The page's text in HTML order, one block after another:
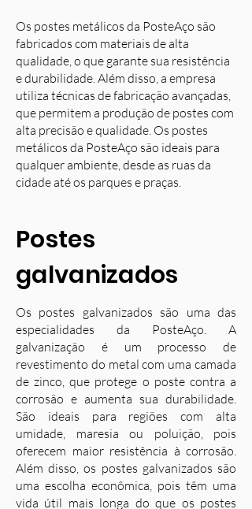
Os postes metálicos da PosteAço são
fabricados com materiais de alta
qualidade, o que garante sua resistência
e durabilidade. Além disso, a empresa
utiliza técnicas de fabricação avançadas,
que permitem a produção de postes com
alta precisão e qualidade. Os postes
metálicos da PosteAço são ideais para
qualquer ambiente, desde as ruas da
cidade até os parques e praças.
Postes
galvanizados
Os postes galvanizados são uma das
especialidades da PosteAço. A
galvanização é um processo de
revestimento do metal com uma camada
de zinco, que protege o poste contra a
corrosão e aumenta sua durabilidade.
São ideais para regiões com alta
umidade, maresia ou poluição, pois
oferecem maior resistência à corrosão.
Além disso, os postes galvanizados são
uma escolha econômica, pois têm uma
vida útil mais longa do que os postes